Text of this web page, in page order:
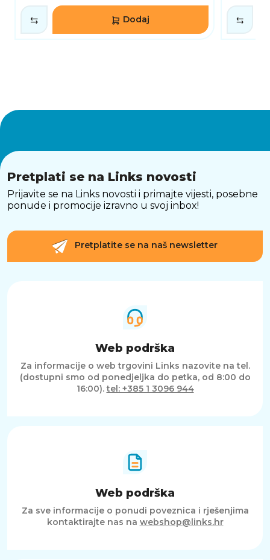
Dodaj
Pretplati se na Links novosti
Prijavite se na Links novosti i primajte vijesti, posebne
ponude i promocije izravno u svoj inbox!
Pretplatite se na naš newsletter
Web podrška
Za informacije o web trgovini Links nazovite na tel.
(dostupni smo od ponedjeljka do petka, od 8:00 do
16:00).tel: +385 1 3096 944
Web podrška
Za sve informacije o ponudi poveznica i rješenjima
kontaktirajte nas na webshop@links.hr